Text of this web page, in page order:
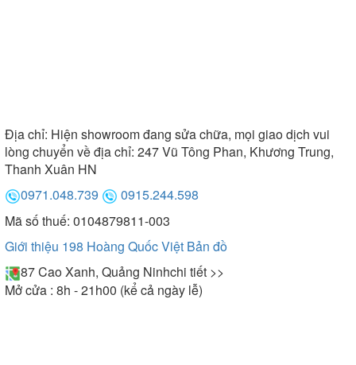
Địa chỉ: Hiện showroom đang sửa chữa, mọi giao dịch vui
lòng chuyển về địa chỉ: 247 Vũ Tông Phan, Khương Trung,
Thanh Xuân HN
0971.048.739
0915.244.598
Mã số thuế: 0104879811-003
Giới thiệu 198 Hoàng Quốc Việt Bản đồ
87 Cao Xanh, Quảng Ninhchi tiết >>
Mở cửa : 8h - 21h00 (kể cả ngày lễ)